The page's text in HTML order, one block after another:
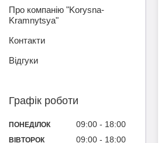
Про компанію "Korysna-
Kramnytsya"
Контакти
Відгуки
Графік роботи
ПОНЕДІЛОК 09:00 18:00
ВІВТОРОК 09:00 18:00